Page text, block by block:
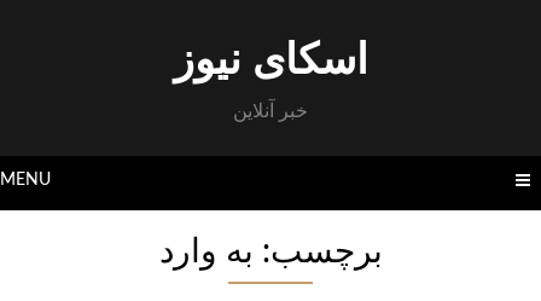
اسکای نیوز
خبر آنلاین
MENU
برچسب: به وارد